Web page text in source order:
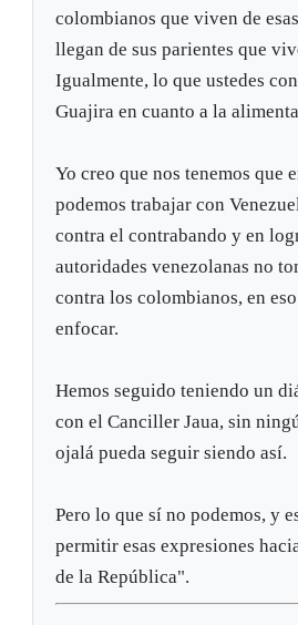
colombianos que viven de
llegan de sus parientes que
Igualmente, lo que ustedes
Guajira en cuanto a la
Yo creo que nos tenemos que
podemos trabajar con
contra el contrabando y en
autoridades venezolanas no
contra los colombianos, en
enfocar.
Hemos seguido teniendo un
con el Canciller Jaua, sin
ojalá pueda seguir siendo así.
Pero lo que sí no podemos, y
permitir esas expresiones
de la República".